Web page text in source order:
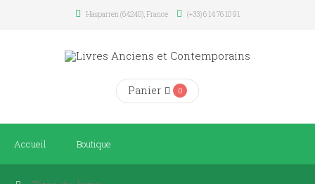
Hasparren (64240), France (+33) 6 14 76 10 91
Panier 0
Accueil Boutique